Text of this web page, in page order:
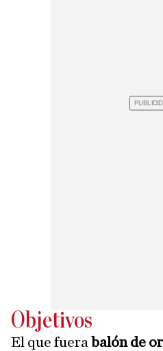
Objetivos
El que fuera balón de